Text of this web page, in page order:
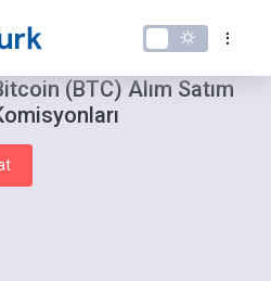
(BTC) Alım Satım